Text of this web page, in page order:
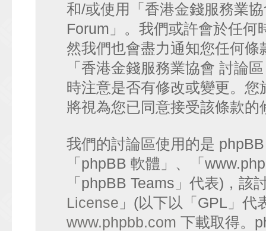
和/或使用「香港金錢服務業
Forum」。我們或許會於任何
然我們也會盡力通知您任何
「香港金錢服務業協會 討論
時注意是否有修改或變更。
將視為您已同意接受該條款的
我們的討論區使用的是
「phpBB 軟體」、「
「phpBB Teams」代表)，該
License 」(以下以「GPL」代
www.phpbb.com 下載取得。